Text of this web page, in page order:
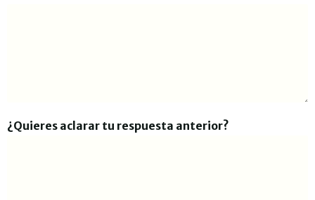
¿Quieres aclarar tu respuesta anterior?